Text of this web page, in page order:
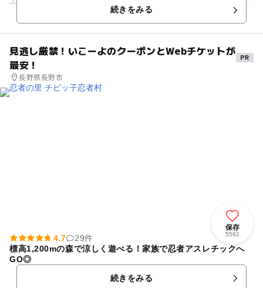
続きをみる
見逃し厳禁！いこーよのクーポンとWebチケットが
最安！
長野県長野市
保存
5592
4.7
29件
標高1,200mの森で涼しく遊べる！家族で忍者アスレチックへ
GO◎
続きをみる